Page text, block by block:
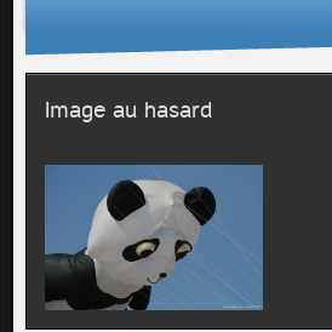
Image au hasard